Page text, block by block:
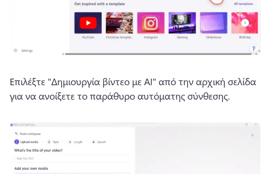
Επιλέξτε "Δημιουργία βίντεο με AI" από την αρχική σελίδα
για να ανοίξετε το παράθυρο αυτόματης σύνθεσης.